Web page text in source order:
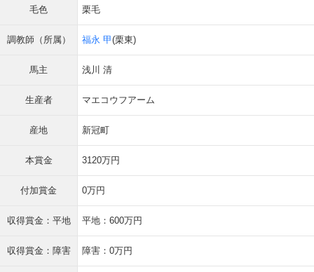
毛色 栗毛
調教師（所属） 福永 甲(栗東)
馬主 浅川 清
生産者 マエコウフアーム
産地 新冠町
本賞金 3120万円
付加賞金 0万円
収得賞金：平地 平地：600万円
収得賞金：障害 障害：0万円